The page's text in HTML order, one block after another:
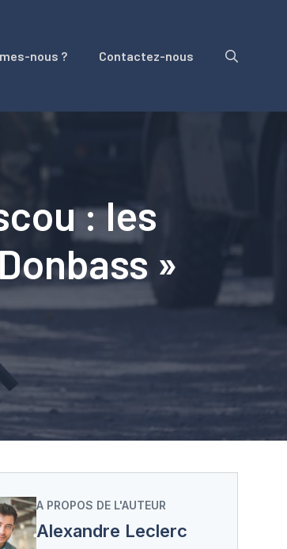
nous ? Contactez-nous
: les
»
A PROPOS DE L'AUTEUR
Alexandre Leclerc